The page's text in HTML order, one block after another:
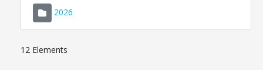
2026
12 Elements